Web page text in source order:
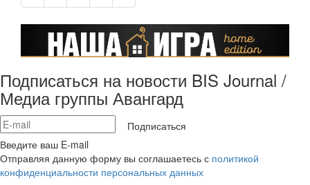
Подписаться на новости BIS Journal /
Медиа группы Авангард
Подписаться
Введите ваш E-mail
Отправляя данную форму вы соглашаетесь с политикой
конфиденциальности персональных данных